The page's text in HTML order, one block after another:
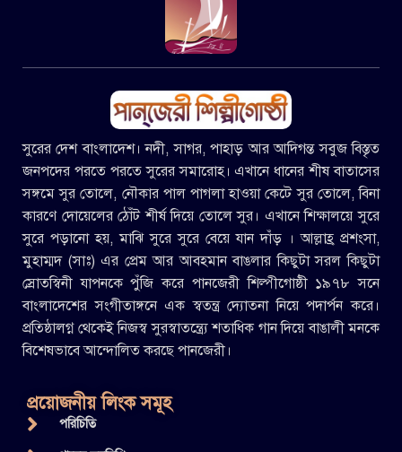
সুরের দেশ বাংলাদেশ। নদী, সাগর, পাহাড় আর আদিগন্ত সবুজ বিস্তৃত
জনপদের পরতে পরতে সুরের সমারোহ। এখানে ধানের শীষ বাতাসের
সঙ্গমে সুর তোলে, নৌকার পাল পাগলা হাওয়া কেটে সুর তোলে, বিনা
কারণে দোয়েলের ঠোঁট শীর্ষ দিয়ে তোলে সুর। এখানে শিক্ষালয়ে সুরে
সুরে পড়ানো হয়, মাঝি সুরে সুরে বেয়ে যান দাঁড় । আল্লাহ্র প্রশংসা,
মুহাম্মদ (সাঃ) এর প্রেম আর আবহমান বাঙলার কিছুটা সরল কিছুটা
স্রোতস্বিনী যাপনকে পুঁজি করে পানজেরী শিল্পীগোষ্ঠী ১৯৭৮ সনে
বাংলাদেশের সংগীতাঙ্গনে এক স্বতন্ত্র দ্যোতনা নিয়ে পদার্পন করে।
প্রতিষ্ঠালগ্ন থেকেই নিজস্ব সুরস্বাতন্ত্র্যে শতাধিক গান দিয়ে বাঙালী মনকে
বিশেষভাবে আন্দোলিত করছে পানজেরী।
প্রয়োজনীয় লিংক সমূহ
পরিচিতি